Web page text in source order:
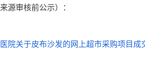
源审核前公示）：
院关于皮布沙发的网上超市采购项目成